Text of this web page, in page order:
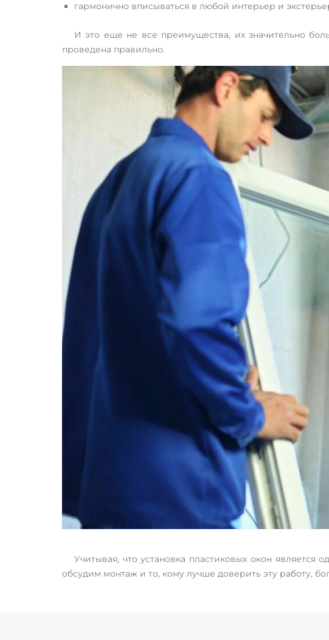
гармонично вписываться в любой интерьер и
И это еще не все преимущества, их значительно
проведена правильно.
Учитывая, что установка пластиковых окон
обсудим монтаж и то, кому лучше доверить эту работу,